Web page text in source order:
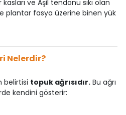
kasları ve Aşil tendonu sıkı olan
plantar fasya üzerine binen yük
Nelerdir?
belirtisi topuk ağrısıdır.Bu ağrı
kendini gösterir: